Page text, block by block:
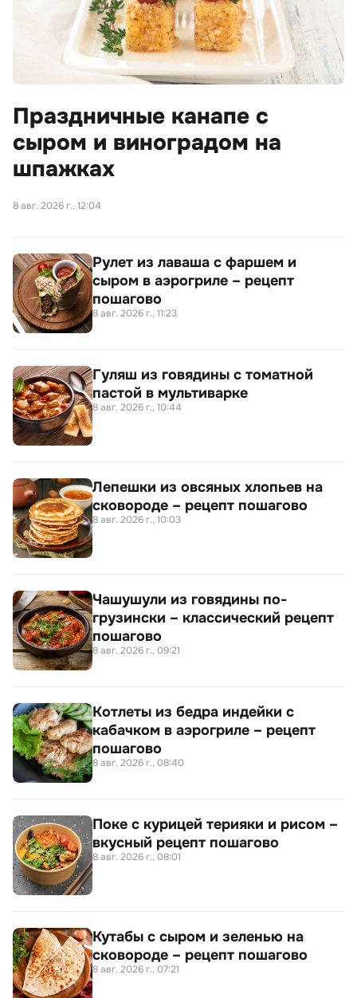
Праздничные канапе с
сыром и виноградом на
шпажках
8 авг. 2026 г., 12:04
Рулет из лаваша с фаршем и
сыром в аэрогриле – рецепт
пошагово
8 авг. 2026 г., 11:23
Гуляш из говядины с томатной
пастой в мультиварке
8 авг. 2026 г., 10:44
Лепешки из овсяных хлопьев на
сковороде – рецепт пошагово
8 авг. 2026 г., 10:03
Чашушули из говядины по-
грузински – классический рецепт
пошагово
8 авг. 2026 г., 09:21
Котлеты из бедра индейки с
кабачком в аэрогриле – рецепт
пошагово
8 авг. 2026 г., 08:40
Поке с курицей терияки и рисом –
вкусный рецепт пошагово
8 авг. 2026 г., 08:01
Кутабы с сыром и зеленью на
сковороде – рецепт пошагово
8 авг. 2026 г., 07:21